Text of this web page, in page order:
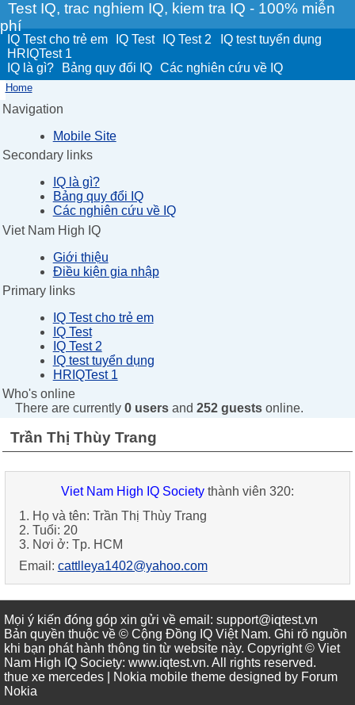
Test IQ, trac nghiem IQ, kiem tra IQ - 100% miễn
phí
IQ Test cho trẻ em IQ Test IQ Test 2
IQ test tuyển dụng
HRIQTest 1
IQ là gì?
Bảng quy đổi IQ Các nghiên cứu về IQ
Home
Navigation
Mobile Site
Secondary links
IQ là gì?
Bảng quy đổi IQ
Các nghiên cứu về IQ
Viet Nam High IQ
Giới thiệu
Điều kiện gia nhập
Primary links
IQ Test cho trẻ em
IQ Test
IQ Test 2
IQ test tuyển dụng
HRIQTest 1
Who's online
There are currently 0 usersand 252 guestsonline.
Trần Thị Thùy Trang
Viet Nam High IQ Societythành viên 320:
1. Họ và tên: Trần Thị Thùy Trang
2. Tuổi: 20
3. Nơi ở: Tp. HCM
Email: cattlleya1402@yahoo.com
Mọi ý kiến đóng góp xin gửi về email: support@iqtest.vn
Bản quyền thuộc về © Cộng Đồng IQ Việt Nam. Ghi rõ nguồn
khi bạn phát hành thông tin từ website này. Copyright © Viet
Nam High IQ Society: www.iqtest.vn. All rights reserved.
thue xe mercedes | Nokia mobile theme designed by Forum
Nokia